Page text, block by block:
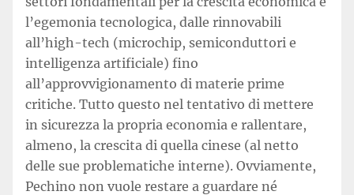
l’egemonia tecnologica, dalle rinnovabili
all’high-tech (microchip, semiconduttori e
intelligenza artificiale) fino
all’approvvigionamento di materie prime
critiche. Tutto questo nel tentativo di mettere
in sicurezza la propria economia e rallentare,
almeno, la crescita di quella cinese (al netto
delle sue problematiche interne). Ovviamente,
Pechino non vuole restare a guardare né